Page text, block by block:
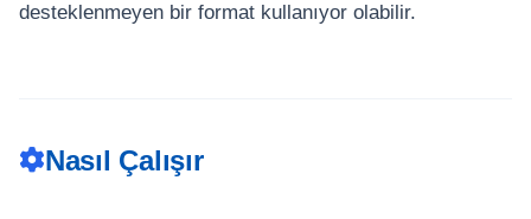
desteklenmeyen bir format kullanıyor olabilir.
Nasıl Çalışır